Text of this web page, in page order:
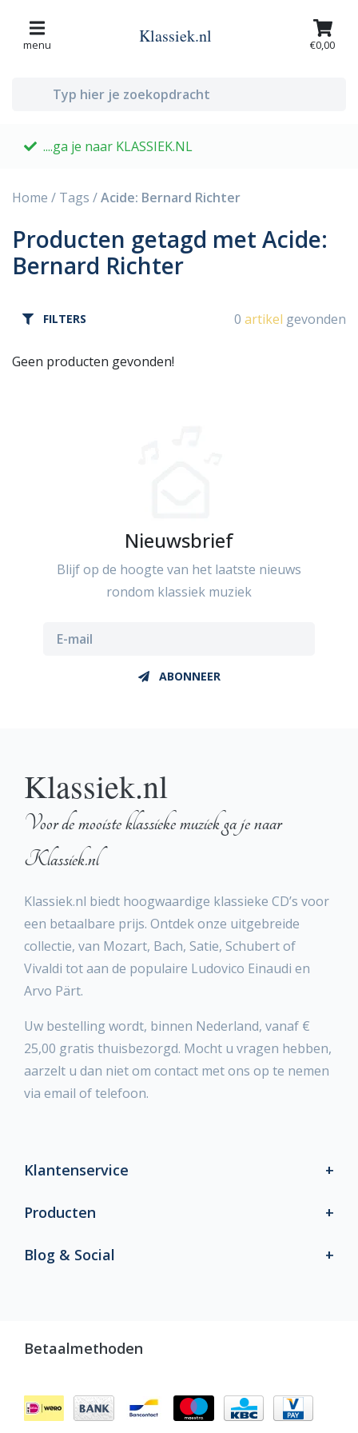
menu Klassiek.nl €0,00
....ga je naar KLASSIEK.NL
Home / Tags /Acide: Bernard Richter
Producten getagd met Acide:
Bernard Richter
FILTERS 0 artikel gevonden
Geen producten gevonden!
Nieuwsbrief
Blijf op de hoogte van het laatste nieuws
rondom klassiek muziek
ABONNEER
Klassiek.nl
Voor de mooiste klassieke muziek ga je naar
Klassiek.nl
Klassiek.nl biedt hoogwaardige klassieke CD’s voor
een betaalbare prijs. Ontdek onze uitgebreide
collectie, van Mozart, Bach, Satie, Schubert of
Vivaldi tot aan de populaire Ludovico Einaudi en
Arvo Pärt.
Uw bestelling wordt, binnen Nederland, vanaf €
25,00 gratis thuisbezorgd. Mocht u vragen hebben,
aarzelt u dan niet om contact met ons op te nemen
via email of telefoon.
Klantenservice
Producten
Blog & Social
Betaalmethoden